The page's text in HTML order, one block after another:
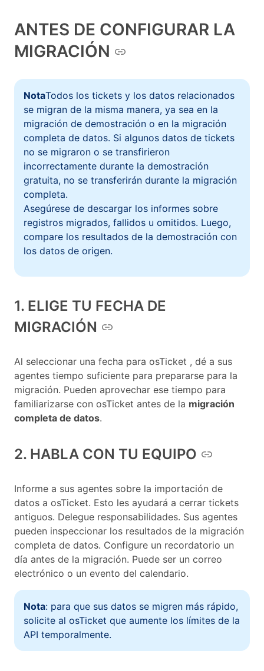
ANTES DE CONFIGURAR LA
MIGRACIÓN
NotaTodos los tickets y los datos relacionados
se migran de la misma manera, ya sea en la
migración de demostración o en la migración
completa de datos. Si algunos datos de tickets
no se migraron o se transfirieron
incorrectamente durante la demostración
gratuita, no se transferirán durante la migración
completa.
Asegúrese de descargar los informes sobre
registros migrados, fallidos u omitidos. Luego,
compare los resultados de la demostración con
los datos de origen.
1. ELIGE TU FECHA DE
MIGRACIÓN
Al seleccionar una fecha para osTicket , dé a sus
agentes tiempo suficiente para prepararse para la
migración. Pueden aprovechar ese tiempo para
familiarizarse con osTicket antes de la migración
completa de datos.
2. HABLA CON TU EQUIPO
Informe a sus agentes sobre la importación de
datos a osTicket. Esto les ayudará a cerrar tickets
antiguos. Delegue responsabilidades. Sus agentes
pueden inspeccionar los resultados de la migración
completa de datos. Configure un recordatorio un
día antes de la migración. Puede ser un correo
electrónico o un evento del calendario.
Nota: para que sus datos se migren más rápido,
solicite al osTicket que aumente los límites de la
API temporalmente.